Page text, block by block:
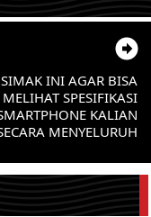
SIMAK INI AGAR BISA
MELIHAT SPESIFIKASI
KALIAN
MENYELURUH